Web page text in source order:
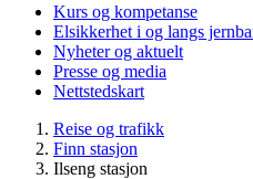
Kurs og kompetanse
Elsikkerhet i og langs
Nyheter og aktuelt
Presse og media
Nettstedskart
Reise og trafikk
Finn stasjon
Ilseng stasjon